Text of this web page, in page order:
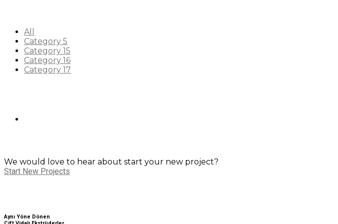
All
Category 5
Category 15
Category 16
Category 17
We would love to hear about start your new project?
Start New Projects
Aynı Yöne Dönen